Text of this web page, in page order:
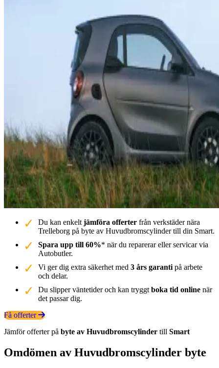
Du kan enkelt jämföra offerter från verkstäder nära
Trelleborg på byte av Huvudbromscylinder till din Smart.
Spara upp till 60%* när du reparerar eller servicar via
Autobutler.
Vi ger dig extra säkerhet med 3 års garanti på arbete
och delar.
Du slipper väntetider och kan tryggt boka tid online när
det passar dig.
Få offerter
Jämför offerter på byte av Huvudbromscylinder till Smart
Omdömen av Huvudbromscylinder byte